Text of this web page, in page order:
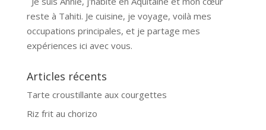
reste à Tahiti. Je cuisine, je voyage, voilà mes
occupations principales, et je partage mes
expériences ici avec vous.
Articles récents
Tarte croustillante aux courgettes
Riz frit au chorizo